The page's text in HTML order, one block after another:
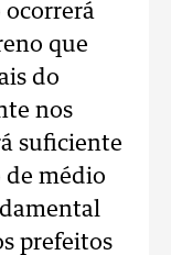
ocorrerá
que
do
nos
suficiente
de médio
prefeitos